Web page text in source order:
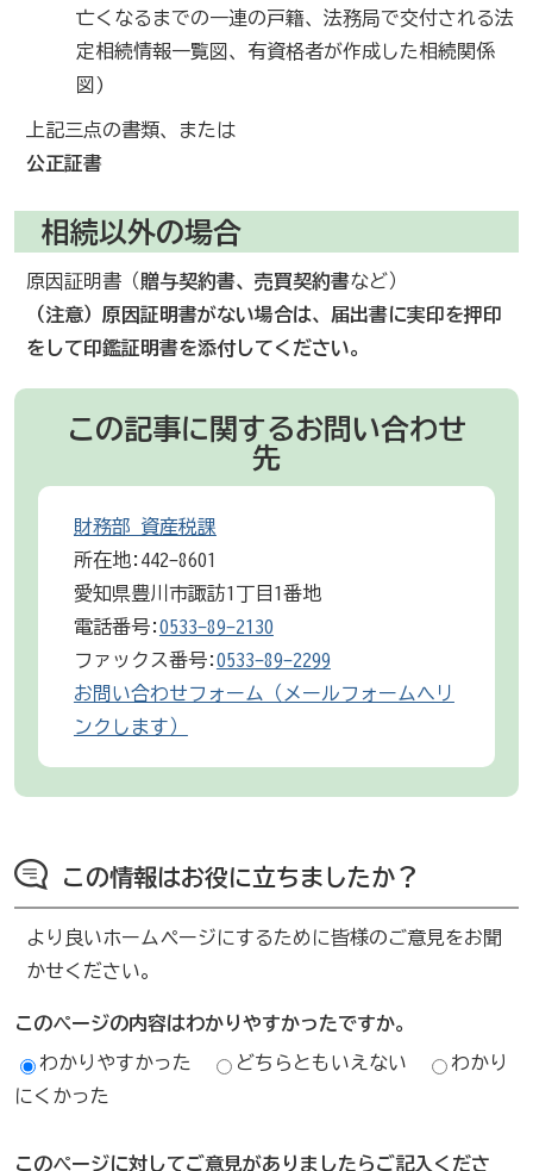
亡くなるまでの一連の戸籍、法務局で交付される法
定相続情報一覧図、有資格者が作成した相続関係
図)
上記三点の書類、または
公正証書
相続以外の場合
原因証明書（ 贈与契約書、売買契約書など）
（注意）原因証明書がない場合は、届出書に実印を押印
をして印鑑証明書を添付してください。
この記事に関するお問い合わせ
先
財務部 資産税課
所在地:442-8601
愛知県豊川市諏訪1丁目1番地
電話番号:0533-89-2130
ファックス番号:0533-89-2299
お問い合わせフォーム（メールフォームへリ
ンクします）
この情報はお役に立ちましたか？
より良いホームページにするために皆様のご意見をお聞
かせください。
このページの内容はわかりやすかったですか。
わかりやすかった どちらともいえない
わかり
にくかった
このページに対してご意見がありましたらご記入くださ